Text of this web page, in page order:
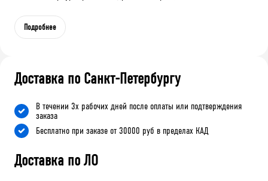
Подробнее
Доставка по Санкт-Петербургу
В течении 3х рабочих дней после оплаты или подтверждения
заказа
Бесплатно при заказе от 30000 руб в пределах КАД
Доставка по ЛО